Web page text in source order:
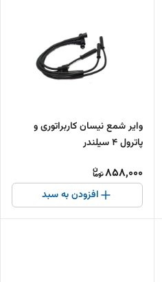
وایر شمع نیسان کاربراتوری و
پاترول 4 سیلندر
858,000
افزودن به سبد